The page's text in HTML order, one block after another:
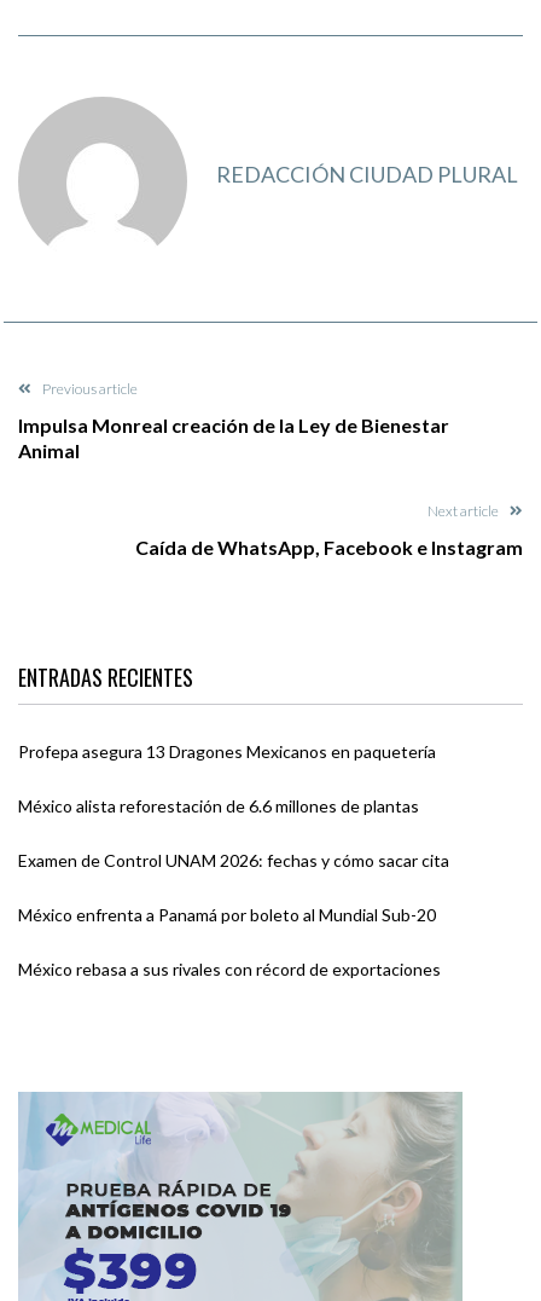
REDACCIÓN CIUDAD PLURAL
Previous article
Impulsa Monreal creación de la Ley de Bienestar
Animal
Next article
Caída de WhatsApp, Facebook e Instagram
ENTRADAS RECIENTES
Profepa asegura 13 Dragones Mexicanos en paquetería
México alista reforestación de 6.6 millones de plantas
Examen de Control UNAM 2026: fechas y cómo sacar cita
México enfrenta a Panamá por boleto al Mundial Sub-20
México rebasa a sus rivales con récord de exportaciones